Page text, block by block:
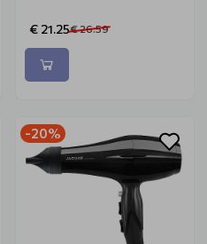
€ 21.25€ 26.59
-20%